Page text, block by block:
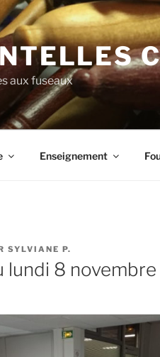
aux fuseaux
Enseignement
SYLVIANE P.
lundi 8 novembre